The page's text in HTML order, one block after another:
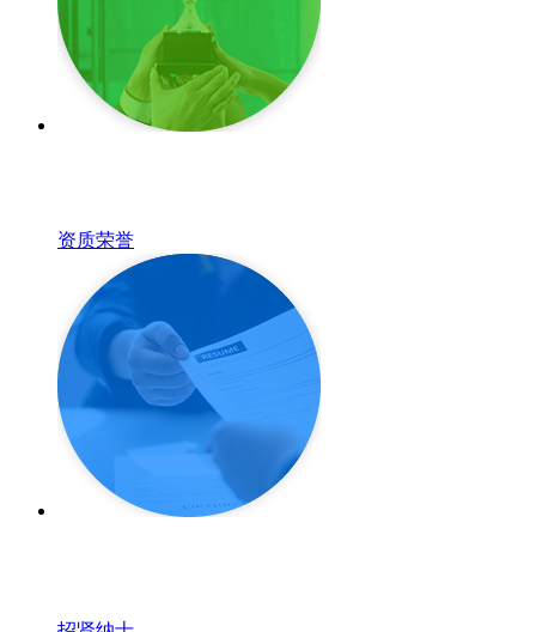
资质荣誉